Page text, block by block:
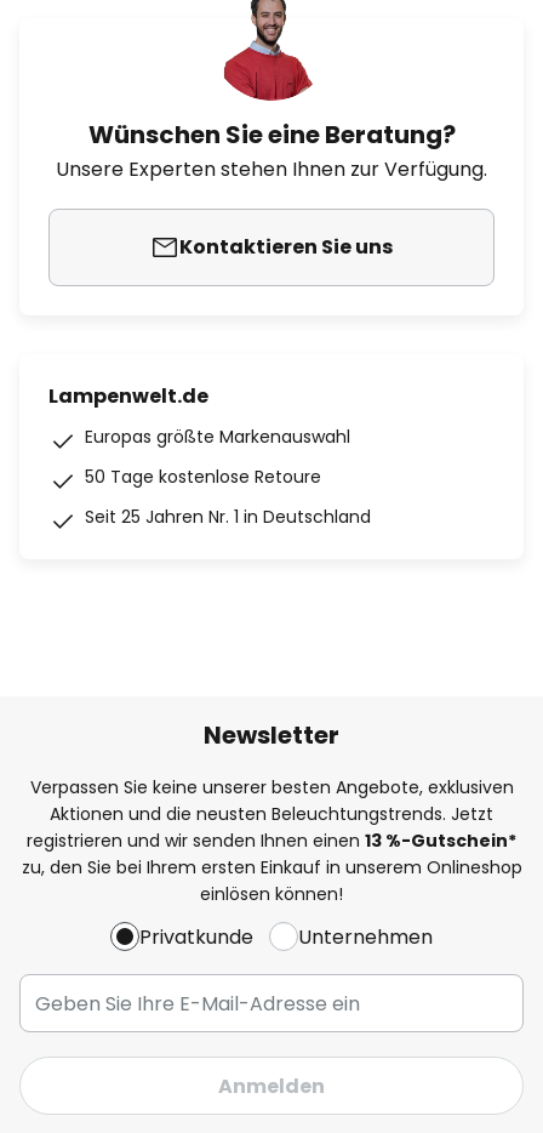
Wünschen Sie eine Beratung?
Unsere Experten stehen Ihnen zur Verfügung.
Kontaktieren Sie uns
Lampenwelt.de
Europas größte Markenauswahl
50 Tage kostenlose Retoure
Seit 25 Jahren Nr. 1 in Deutschland
Newsletter
Verpassen Sie keine unserer besten Angebote, exklusiven
Aktionen und die neusten Beleuchtungstrends. Jetzt
registrieren und wir senden Ihnen einen 13 %-Gutschein*
zu, den Sie bei Ihrem ersten Einkauf in unserem Onlineshop
einlösen können!
Privatkunde Unternehmen
Anmelden